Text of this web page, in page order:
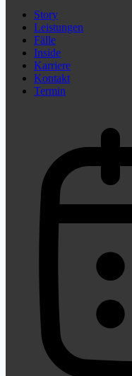
Story
Leistungen
Fälle
Inside
Karriere
Kontakt
Termin